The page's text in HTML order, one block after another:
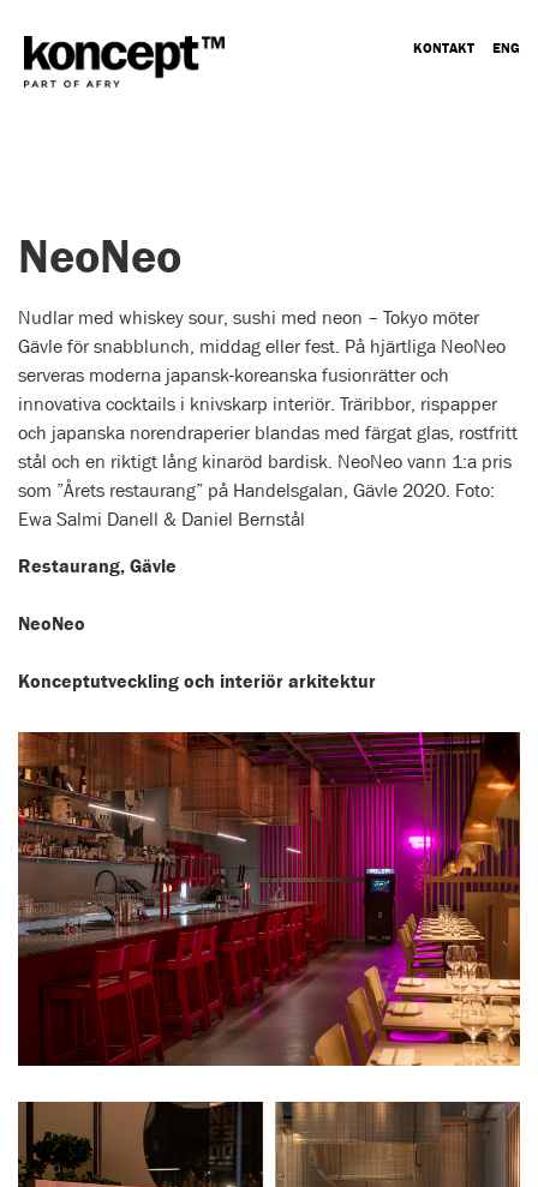
KONTAKT ENG
NeoNeo
Nudlar med whiskey sour, sushi med neon – Tokyo möter
Gävle för snabblunch, middag eller fest. På hjärtliga NeoNeo
serveras moderna japansk-koreanska fusionrätter och
innovativa cocktails i knivskarp interiör. Träribbor, rispapper
och japanska norendraperier blandas med färgat glas, rostfritt
stål och en riktigt lång kinaröd bardisk. NeoNeo vann 1:a pris
som ”Årets restaurang” på Handelsgalan, Gävle 2020. Foto:
Ewa Salmi Danell & Daniel Bernstål
Restaurang, Gävle
NeoNeo
Konceptutveckling och interiör arkitektur